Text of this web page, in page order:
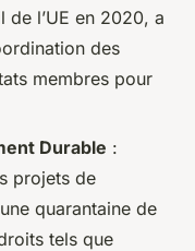
de l’UE en 2020, a
des
membres pour
Durable :
projets de
quarantaine de
tels que